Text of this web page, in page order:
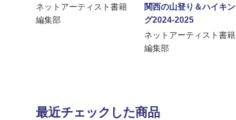
ネットアーティスト書籍
編集部
関西の山登り＆ハイキン
グ2024-2025
ネットアーティスト書籍
編集部
最近チェックした商品